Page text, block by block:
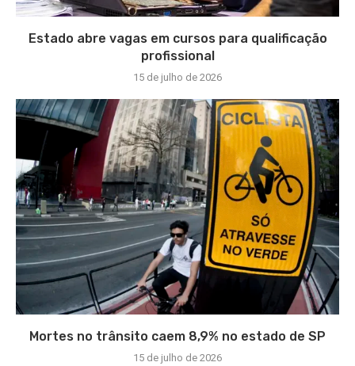
Estado abre vagas em cursos para qualificação
profissional
15 de julho de 2026
Mortes no trânsito caem 8,9% no estado de SP
15 de julho de 2026